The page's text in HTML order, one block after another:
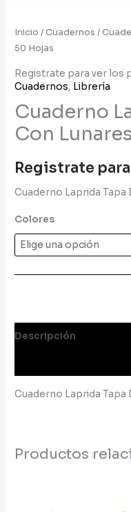
Inicio / Cuadernos /
50 Hojas
Registrate para ver los
Cuadernos, Librería
Cuaderno
Con
Registrate
Cuaderno Laprida Tapa
Colores
Descripción
Cuaderno Laprida Tapa
Productos